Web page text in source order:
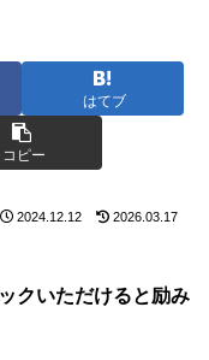
はてブ
コピー
2024.12.12 2026.03.17
クいただけると励み